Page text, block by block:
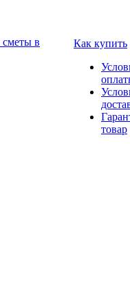
сметы в
Как купить
товар